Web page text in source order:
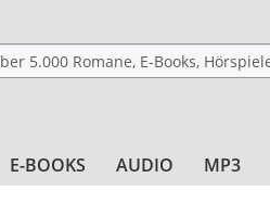
E-BOOKS AUDIO MP3